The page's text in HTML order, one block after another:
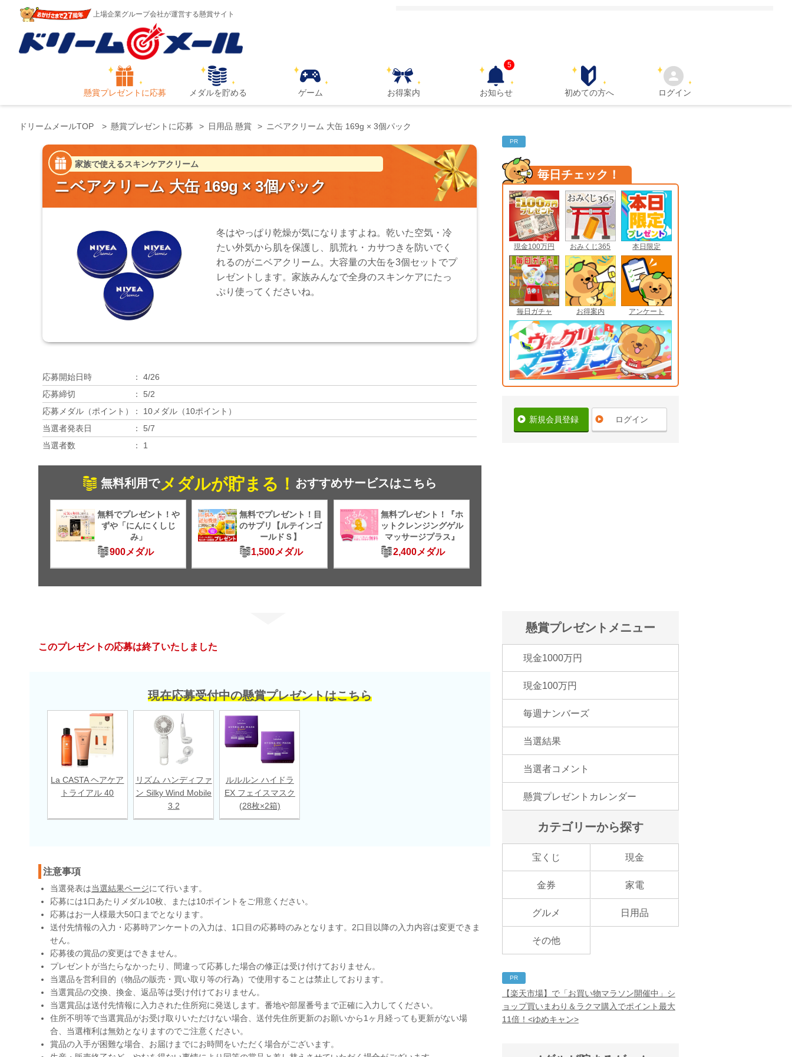
上場企業グループ会社が運営する懸賞サイト
懸賞プレゼントに応募 メダルを貯める ゲーム お得案内 お知らせ
5
初めての方へ ログイン
ドリームメールTOP 懸賞プレゼントに応募 日用品 懸賞 ニベアクリーム 大缶 169g × 3個パック
家族で使えるスキンケアクリーム
ニベアクリーム 大缶 169g × 3個パック
冬はやっぱり乾燥が気になりますよね。乾いた空気・冷
たい外気から肌を保護し、肌荒れ・カサつきを防いでく
れるのがニベアクリーム。大容量の大缶を3個セットでプ
レゼントします。家族みんなで全身のスキンケアにたっ
ぷり使ってくださいね。
応募開始日時
4/26
応募締切
5/2
応募メダル（ポイント）
10メダル（10ポイント）
当選者発表日
5/7
当選者数
1
無料利用でメダルが貯まる！ おすすめサービスはこちら
無料でプレゼント！や
ずや「にんにくしじ
み」
900メダル
無料でプレゼント！目
のサプリ【ルテインゴ
ールドＳ】
1,500メダル
無料プレゼント！『ホ
ットクレンジングゲル
マッサージプラス』
2,400メダル
このプレゼントの応募は終了いたしました
現在応募受付中の懸賞プレゼントはこちら
La CASTA ヘアケア
トライアル 40
リズム ハンディファ
ン Silky Wind Mobile
3.2
ルルルン ハイドラ
EX フェイスマスク
(28枚×2箱)
注意事項
当選発表は当選結果ページにて行います。
応募には1口あたりメダル10枚、または10ポイントをご用意ください。
応募はお一人様最大50口までとなります。
送付先情報の入力・応募時アンケートの入力は、1口目の応募時のみとなります。2口目以降の入力内容は変更できま
せん。
応募後の賞品の変更はできません。
プレゼントが当たらなかったり、間違って応募した場合の修正は受け付けておりません。
当選品を営利目的（物品の販売・買い取り等の行為）で使用することは禁止しております。
当選賞品の交換、換金、返品等は受け付けておりません。
当選賞品は送付先情報に入力された住所宛に発送します。番地や部屋番号まで正確に入力してください。
住所不明等で当選賞品がお受け取りいただけない場合、送付先住所更新のお願いから1ヶ月経っても更新がない場
合、当選権利は無効となりますのでご注意ください。
賞品の入手が困難な場合、お届けまでにお時間をいただく場合がございます。
PR
毎日チェック！
現金100万円 おみくじ365 本日限定
毎日ガチャ お得案内 アンケート
新規会員登録 ログイン
懸賞プレゼントメニュー
現金1000万円
現金100万円
毎週ナンバーズ
当選結果
当選者コメント
懸賞プレゼントカレンダー
カテゴリーから探す
宝くじ 現金
金券 家電
グルメ 日用品
その他
PR
【楽天市場】で「お買い物マラソン開催中」シ
ョップ買いまわり＆ラクマ購入でポイント最大
11倍！<ゆめキャン>